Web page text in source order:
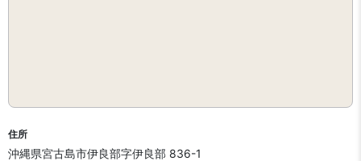
住所
沖縄県宮古島市伊良部字伊良部 836-1